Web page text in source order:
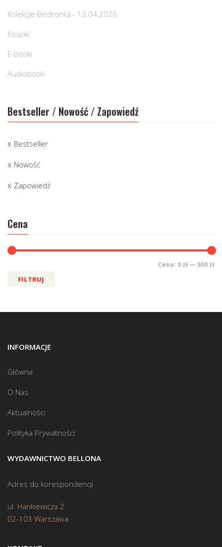
Kolekcje Biedronka - 13.04.2026
Książki
E-booki
Audiobooki
Bestseller / Nowość / Zapowiedź
Bestseller
Nowość
Zapowiedź
Cena
FILTRUJ
Cena: 0 zł — 500 zł
INFORMACJE
Główna
O Nas
Aktualności
Polityka Prywatności
WYDAWNICTWO BELLONA
Adres do korespondencji
ul. Hankiewicza 2
02-103 Warszawa